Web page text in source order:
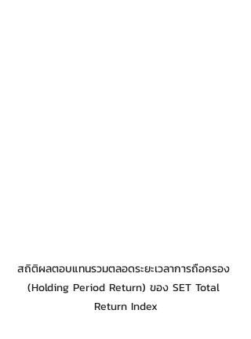
สถิติผลตอบแทนรวมตลอดระยะเวลาการถือครอง
(Holding Period Return) ของ SET Total
Return Index